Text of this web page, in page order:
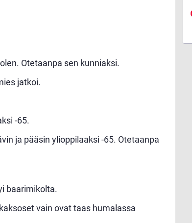
Otetaanpa sen kunniaksi.
jatkoi.
-65.
ja pääsin ylioppilaaksi -65. Otetaanpa
baarimikolta.
vain ovat taas humalassa